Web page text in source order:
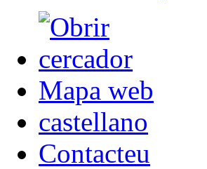
Mapa web
castellano
Contacteu